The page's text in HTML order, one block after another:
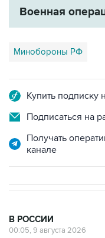
Военная
Минобороны РФ
Купить подписку
Подписаться на
Получать
канале
В РОССИИ
00:05, 9 августа 2026